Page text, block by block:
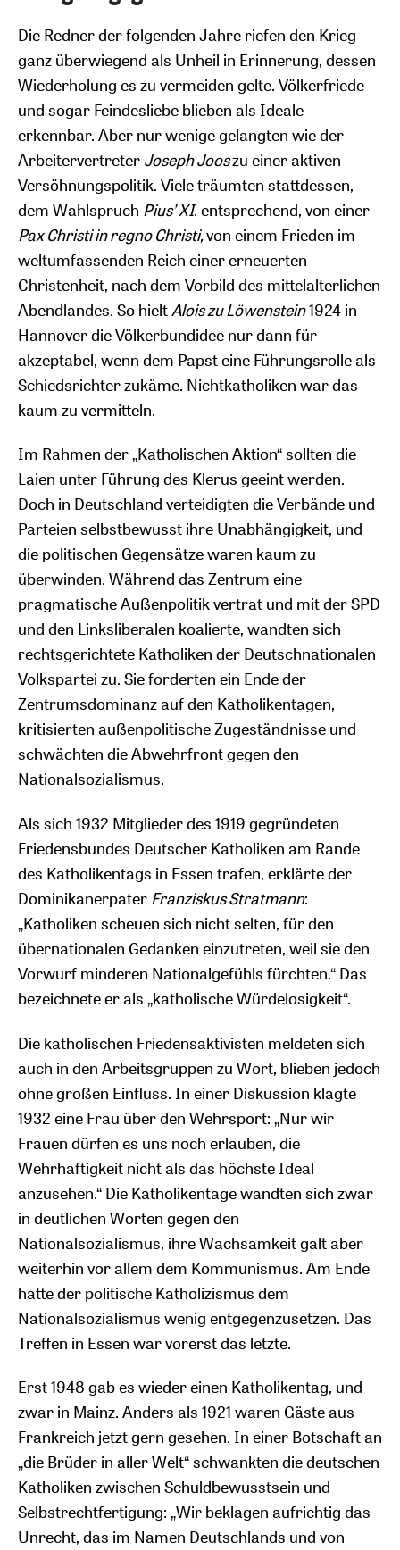
Die Redner der folgenden Jahre riefen den Krieg
ganz überwiegend als Unheil in Erinnerung, dessen
Wiederholung es zu vermeiden gelte. Völkerfriede
und sogar Feindesliebe blieben als Ideale
erkennbar. Aber nur wenige gelangten wie der
Arbeitervertreter Joseph Jooszu einer aktiven
Versöhnungspolitik. Viele träumten stattdessen,
dem Wahlspruch Pius’ XI. entsprechend, von einer
Pax Christi in regno Christi,von einem Frieden im
weltumfassenden Reich einer erneuerten
Christenheit, nach dem Vorbild des mittelalterlichen
Abendlandes. So hielt Alois zu Löwenstein1924 in
Hannover die Völkerbundidee nur dann für
akzeptabel, wenn dem Papst eine Führungsrolle als
Schiedsrichter zukäme. Nichtkatholiken war das
kaum zu vermitteln.
Im Rahmen der „Katholischen Aktion“ sollten die
Laien unter Führung des Klerus geeint werden.
Doch in Deutschland verteidigten die Verbände und
Parteien selbstbewusst ihre Unabhängigkeit, und
die politischen Gegensätze waren kaum zu
überwinden. Während das Zentrum eine
pragmatische Außenpolitik vertrat und mit der SPD
und den Linksliberalen koalierte, wandten sich
rechtsgerichtete Katholiken der Deutschnationalen
Volkspartei zu. Sie forderten ein Ende der
Zentrumsdominanz auf den Katholikentagen,
kritisierten außenpolitische Zugeständnisse und
schwächten die Abwehrfront gegen den
Nationalsozialismus.
Als sich 1932 Mitglieder des 1919 gegründeten
Friedensbundes Deutscher Katholiken am Rande
des Katholikentags in Essen trafen, erklärte der
Dominikanerpater Franziskus Stratmann:
„Katholiken scheuen sich nicht selten, für den
übernationalen Gedanken einzutreten, weil sie den
Vorwurf minderen Nationalgefühls fürchten.“ Das
bezeichnete er als „katholische Würdelosigkeit“.
Die katholischen Friedensaktivisten meldeten sich
auch in den Arbeitsgruppen zu Wort, blieben jedoch
ohne großen Einfluss. In einer Diskussion klagte
1932 eine Frau über den Wehrsport: „Nur wir
Frauen dürfen es uns noch erlauben, die
Wehrhaftigkeit nicht als das höchste Ideal
anzusehen.“ Die Katholikentage wandten sich zwar
in deutlichen Worten gegen den
Nationalsozialismus, ihre Wachsamkeit galt aber
weiterhin vor allem dem Kommunismus. Am Ende
hatte der politische Katholizismus dem
Nationalsozialismus wenig entgegenzusetzen. Das
Treffen in Essen war vorerst das letzte.
Erst 1948 gab es wieder einen Katholikentag, und
zwar in Mainz. Anders als 1921 waren Gäste aus
Frankreich jetzt gern gesehen. In einer Botschaft an
„die Brüder in aller Welt“ schwankten die deutschen
Katholiken zwischen Schuldbewusstsein und
Selbstrechtfertigung: „Wir beklagen aufrichtig das
Unrecht, das im Namen Deutschlands und von